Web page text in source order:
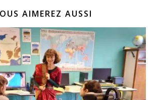
AIMEREZ AUSSI